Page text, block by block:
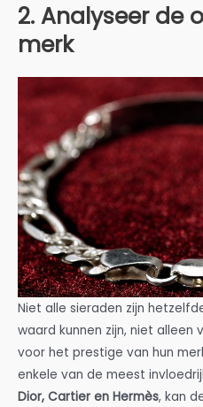
2. Analyseer de
merk
Niet alle sieraden zijn
waard kunnen zijn, niet alleen
voor het prestige van hun
enkele van de meest
Dior, Cartier en Hermès, kan